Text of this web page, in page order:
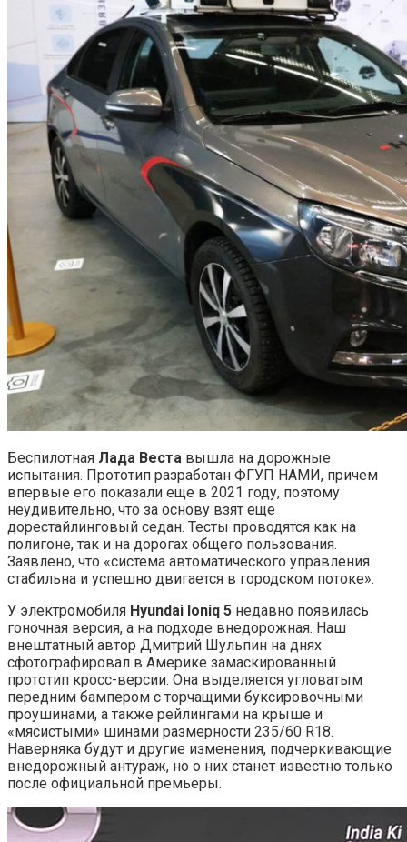
Беспилотная Лада Веста вышла на дорожные
испытания. Прототип разработан ФГУП НАМИ, причем
впервые его показали еще в 2021 году, поэтому
неудивительно, что за основу взят еще
дорестайлинговый седан. Тесты проводятся как на
полигоне, так и на дорогах общего пользования.
Заявлено, что «система автоматического управления
стабильна и успешно двигается в городском потоке».
У электромобиля Hyundai Ioniq 5 недавно появилась
гоночная версия, а на подходе внедорожная. Наш
внештатный автор Дмитрий Шульпин на днях
сфотографировал в Америке замаскированный
прототип кросс-версии. Она выделяется угловатым
передним бампером с торчащими буксировочными
проушинами, а также рейлингами на крыше и
«мясистыми» шинами размерности 235/60 R18.
Наверняка будут и другие изменения, подчеркивающие
внедорожный антураж, но о них станет известно только
после официальной премьеры.